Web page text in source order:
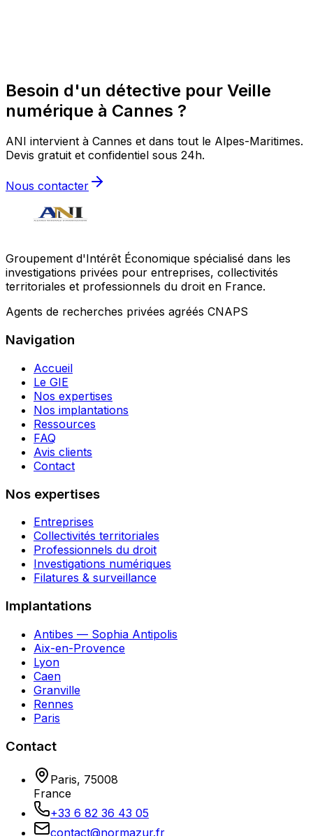
Besoin d'un détective pour Veille
numérique à Cannes ?
ANI intervient à Cannes et dans tout le Alpes-Maritimes.
Devis gratuit et confidentiel sous 24h.
Nous contacter
Groupement d'Intérêt Économique spécialisé dans les
investigations privées pour entreprises, collectivités
territoriales et professionnels du droit en France.
Agents de recherches privées agréés CNAPS
Navigation
Accueil
Le GIE
Nos expertises
Nos implantations
Ressources
FAQ
Avis clients
Contact
Nos expertises
Entreprises
Collectivités territoriales
Professionnels du droit
Investigations numériques
Filatures & surveillance
Implantations
Antibes — Sophia Antipolis
Aix-en-Provence
Lyon
Caen
Granville
Rennes
Paris
Contact
Paris, 75008
France
+33 6 82 36 43 05
contact@normazur.fr